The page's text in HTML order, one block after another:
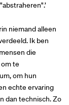
niemand alleen
Ik ben
die
te
om hun
echte ervaring
dan technisch. Zo